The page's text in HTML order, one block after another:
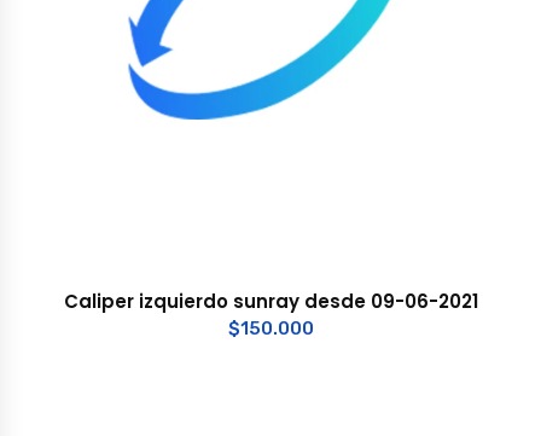
Caliper izquierdo sunray desde 09-06-2021
$150.000